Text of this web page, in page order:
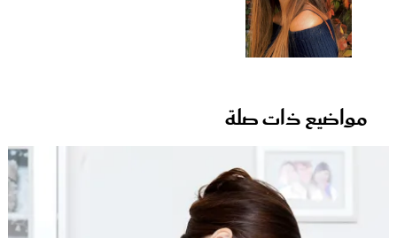
مواضيع ذات صلة